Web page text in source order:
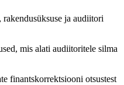
rakendusüksuse ja audiitori
mis alati audiitoritele silma
finantskorrektsiooni otsustest